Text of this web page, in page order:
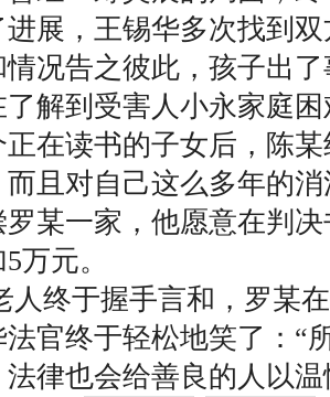
展，王锡华多次找到
况告之彼此，孩子出
解到受害人小永家庭
在读书的子女后，陈
且对自己这么多年的
某一家，他愿意在判
万元。
人终于握手言和，罗某
官终于轻松地笑了：“
律也会给善良的人以